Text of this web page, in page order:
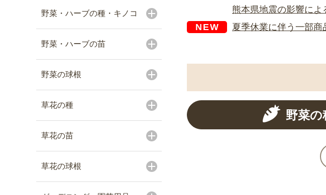
野菜・ハーブの種・キノコ
野菜・ハーブの苗
野菜の球根
草花の種
草花の苗
草花の球根
熊本県地震の影響に
夏季休業に伴う一部
野菜の